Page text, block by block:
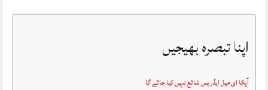
اپنا تبصرہ بھیجیں
آپکا ای میل ایڈریس شائع نہیں کیا جائے گا